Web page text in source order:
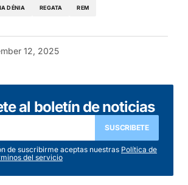
DÉNIA REGATA REM
12, 2025
al boletín de noticias
SUSCRIBETE
de suscribirme aceptas nuestras Política de
del servicio